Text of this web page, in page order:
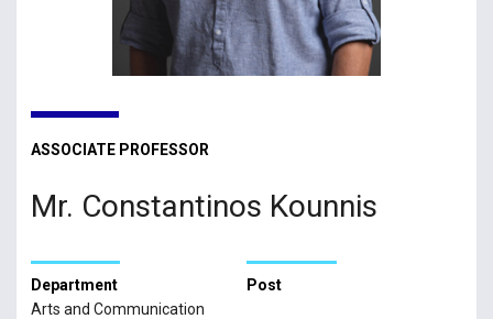
ASSOCIATE PROFESSOR
Mr. Constantinos Kounnis
Department
Arts and Communication
Post